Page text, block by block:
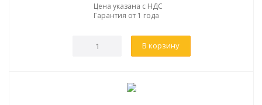
Цена указана с НДС
Гарантия от 1 года
В корзину